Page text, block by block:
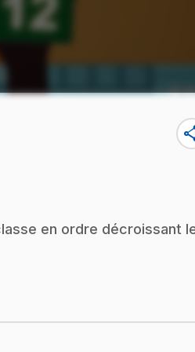
en ordre décroissant